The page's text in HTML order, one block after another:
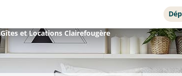
Gîtes et LocationsClairefougère